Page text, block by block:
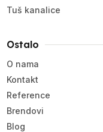
Tuš kanalice
Ostalo
O nama
Kontakt
Reference
Brendovi
Blog